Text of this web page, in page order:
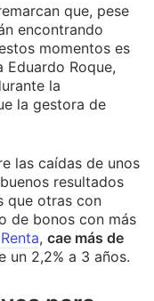
que, pese
encontrando
momentos es
Eduardo Roque,
la
la gestora de
las caídas de unos
resultados
que otras con
de bonos con más
, cae más de
un 2,2% a 3 años.